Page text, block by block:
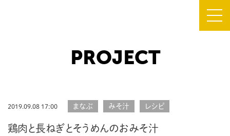
TOP
PROJECT
PROJECT
2019.09.08 17:00 まなぶ みそ汁 レシピ
鶏肉と長ねぎとそうめんのおみそ汁